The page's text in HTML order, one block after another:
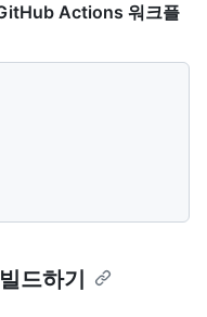
Actions 워크플
드하기